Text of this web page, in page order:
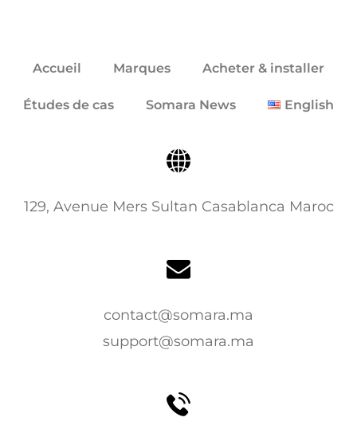
Accueil Marques Acheter & installer
Études de cas Somara News English
129, Avenue Mers Sultan Casablanca Maroc
contact@somara.ma
support@somara.ma